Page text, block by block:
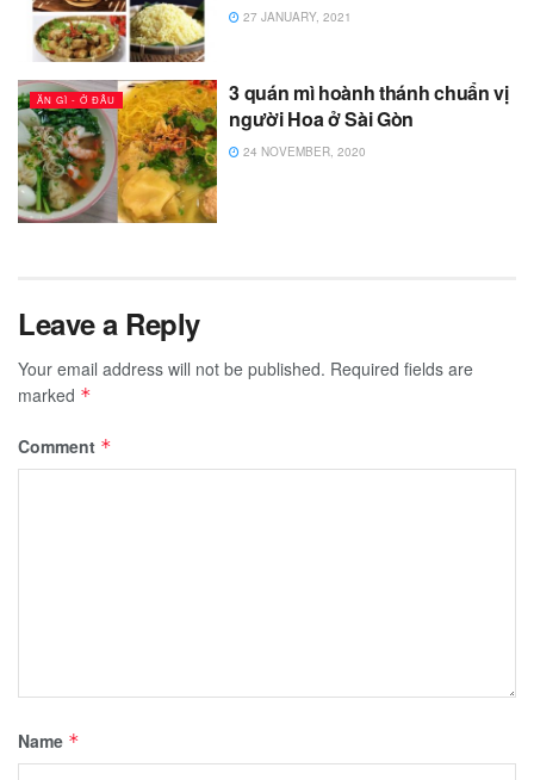
27 JANUARY, 2021
ĂN GÌ - Ở ĐÂU
3 quán mì hoành thánh chuẩn vị
người Hoa ở Sài Gòn
24 NOVEMBER, 2020
Leave a Reply
Your email address will not be published. Required fields are
marked *
Comment *
Name *